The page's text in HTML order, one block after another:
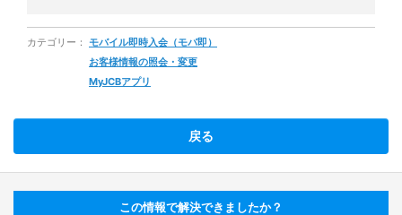
カテゴリー： モバイル即時入会（モバ即）
お客様情報の照会・変更
MyJCBアプリ
戻る
この情報で解決できましたか？